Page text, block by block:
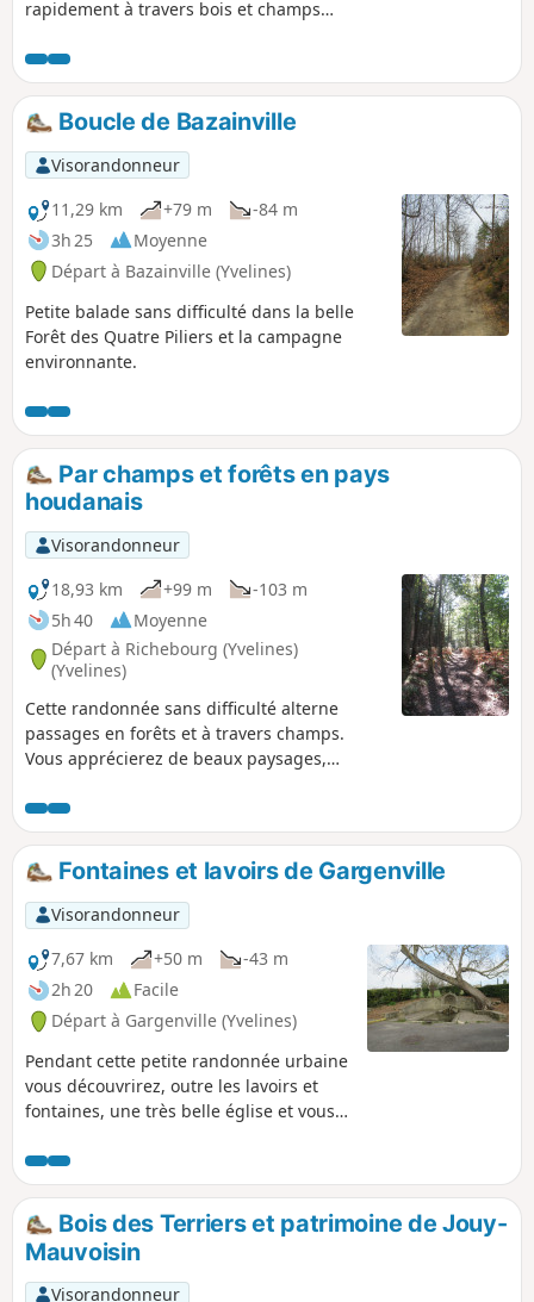
rapidement à travers bois et champs
traverserez ensuite la résidence du Parc
d'Acosta, construite en 1962 au cœur
d'une végétation importante avant de
retrouver le vieux bourg et les dernières
curiosités de la balade.
Boucle de Bazainville
Visorandonneur
11,29 km
+79 m
-84 m
3h 25
Moyenne
Départ à Bazainville (Yvelines)
Petite balade sans difficulté dans la belle
Forêt des Quatre Piliers et la campagne
environnante.
Par champs et forêts en pays
houdanais
Visorandonneur
18,93 km
+99 m
-103 m
5h 40
Moyenne
Départ à Richebourg (Yvelines)
(Yvelines)
Cette randonnée sans difficulté alterne
passages en forêts et à travers champs.
Vous apprécierez de beaux paysages,
découvrirez le petit patrimoine de deux jolis
villages.
Fontaines et lavoirs de Gargenville
Visorandonneur
7,67 km
+50 m
-43 m
2h 20
Facile
Départ à Gargenville (Yvelines)
Pendant cette petite randonnée urbaine
vous découvrirez, outre les lavoirs et
fontaines, une très belle église et vous
de la commune.
Bois des Terriers et patrimoine de Jouy-
Mauvoisin
Visorandonneur